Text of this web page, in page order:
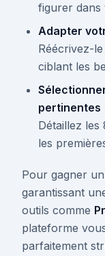
figurer dans
Adapter
Réécrivez-
ciblant les
pertinentes
Détaillez les
les
Pour gagner
garantissant
outils comme
plateforme
parfaitement